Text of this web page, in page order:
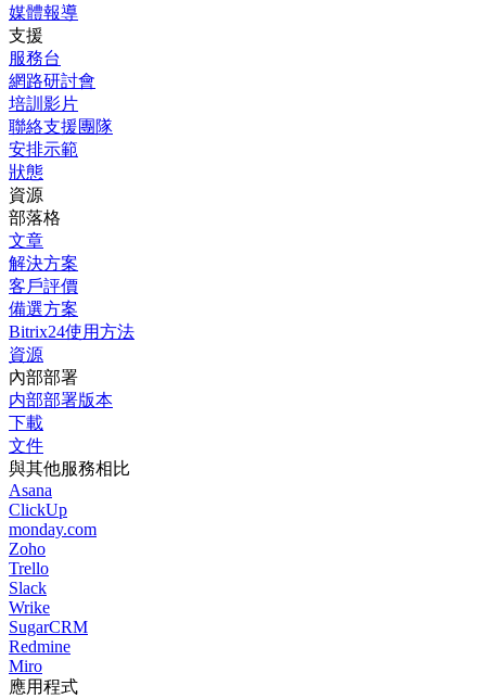
媒體報導
支援
服務台
網路研討會
培訓影片
聯絡支援團隊
安排示範
狀態
資源
部落格
文章
解決方案
客戶評價
備選方案
Bitrix24使用方法
資源
內部部署
内部部署版本
下載
文件
與其他服務相比
Asana
ClickUp
monday.com
Zoho
Trello
Slack
Wrike
SugarCRM
Redmine
Miro
應用程式